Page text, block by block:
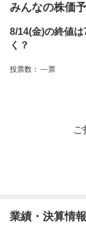
みんなの株価
8/14(金)の終値
く？
投票数： ---票
ご
業績・決算情報